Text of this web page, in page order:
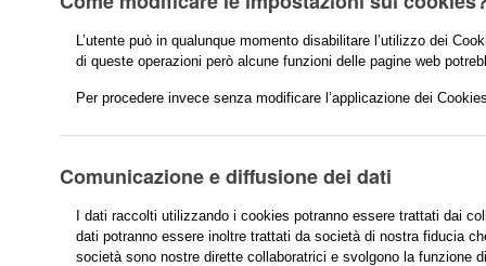
L’utente può in qualunque momento disabilitare l’utilizzo dei
di queste operazioni però alcune funzioni delle pagine web
Per procedere invece senza modificare l’applicazione dei
Comunicazione e diffusione dei dati
I dati raccolti utilizzando i cookies potranno essere trattati dai
dati potranno essere inoltre trattati da società di nostra fiducia
società sono nostre dirette collaboratrici e svolgono la funzione